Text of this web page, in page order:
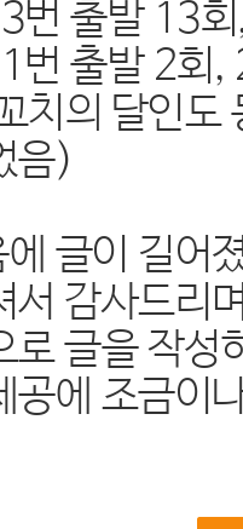
번 출발13회
번 출발2회 ,
치의 달인도
음)
글이 길어
서 감사드리
로 글을 작성
공에 조금이